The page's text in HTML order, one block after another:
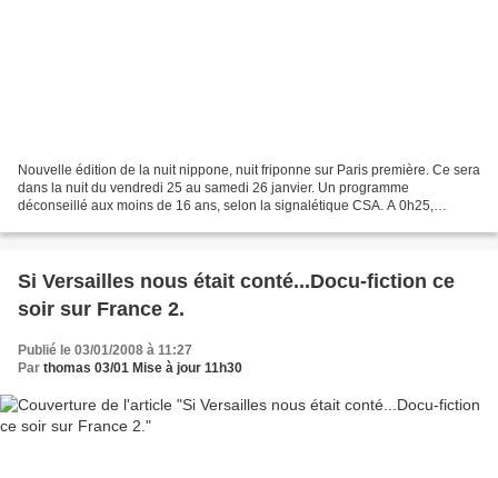
Nouvelle édition de la nuit nippone, nuit friponne sur Paris première. Ce sera
dans la nuit du vendredi 25 au samedi 26 janvier. Un programme
déconseillé aux moins de 16 ans, selon la signalétique CSA. A 0h25,
Si Versailles nous était conté...Docu-fiction ce
soir sur France 2.
Publié le 03/01/2008 à 11:27
Par thomas 03/01 Mise à jour 11h30